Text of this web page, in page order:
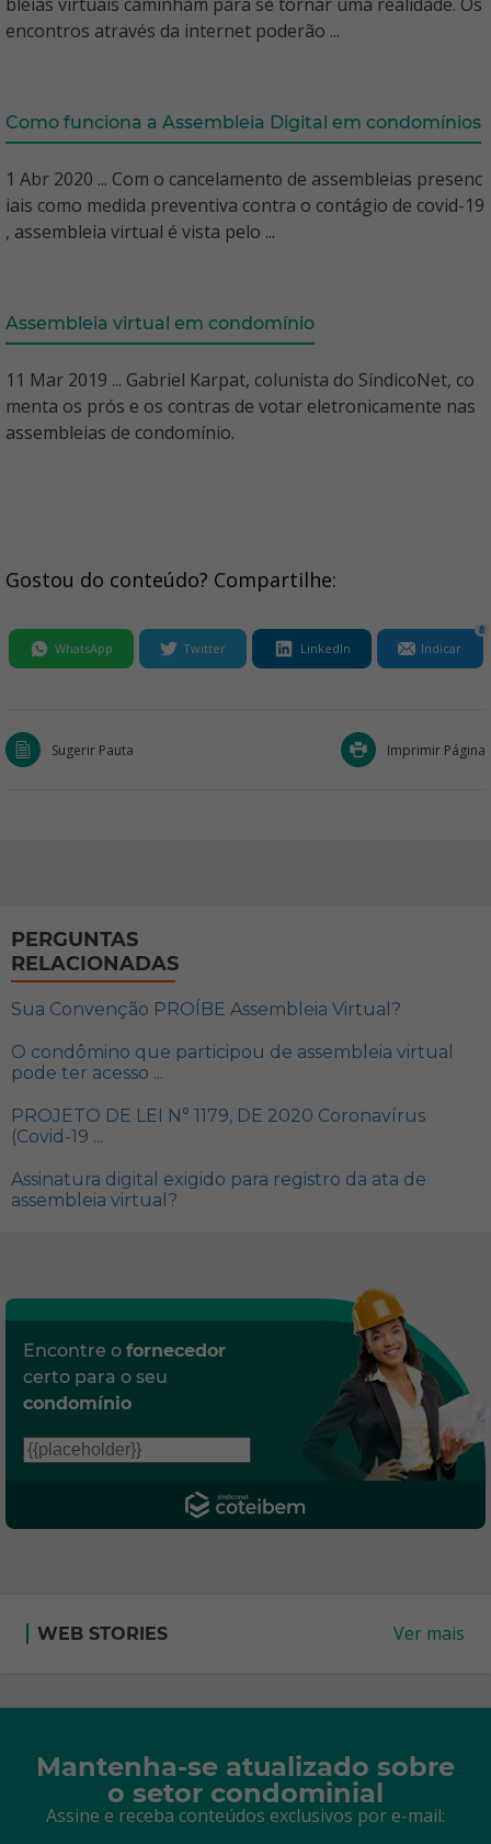
encontros através da internet poderão ...
Como funciona a Assembleia Digital em condomínios
1 Abr 2020 ... Com o cancelamento de assembleias presenc
iais como medida preventiva contra o contágio de covid-19
, assembleia virtual é vista pelo ...
Assembleia virtual em condomínio
11 Mar 2019 ... Gabriel Karpat, colunista do SíndicoNet, co
menta os prós e os contras de votar eletronicamente nas
assembleias de condomínio.
Gostou do conteúdo? Compartilhe:
WhatsApp Twitter LinkedIn Indicar
8
Sugerir Pauta Imprimir Página
PERGUNTAS
RELACIONADAS
Sua Convenção PROÍBE Assembleia Virtual?
O condômino que participou de assembleia virtual
pode ter acesso ...
PROJETO DE LEI N° 1179, DE 2020 Coronavírus
(Covid-19 ...
Assinatura digital exigido para registro da ata de
assembleia virtual?
Encontre o fornecedor
certo para o seu
condomínio
WEB STORIES Ver mais
Mantenha-se atualizado sobre
o setor condominial
Assine e receba conteúdos exclusivos por e-mail: